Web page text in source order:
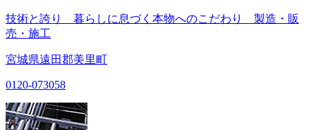
技術と誇り 暮らしに息づく本物へのこだわり 製造・販
売・施工
宮城県遠田郡美里町
0120-073058